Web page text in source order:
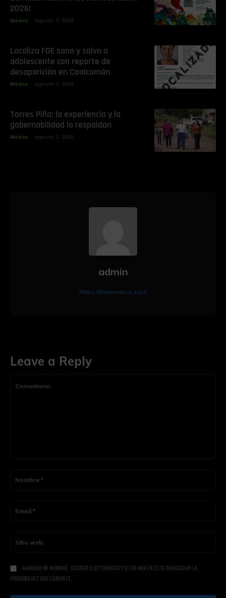
2026!
México agosto 7, 2026
Localiza FGE sano y salvo a
adolescente con reporte de
desaparición en Coalcomán
México agosto 7, 2026
Torres Piña: la experiencia y la
gobernabilidad lo respaldan
México agosto 7, 2026
Leave a Reply
Guardar mi nombre, correo electrónico y sitio web en este navegador la
próxima vez que comente.
admin
https://imnmexico.com